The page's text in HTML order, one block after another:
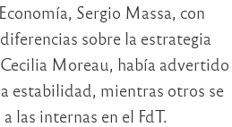
Sergio Massa, con
sobre la estrategia
Moreau, había advertido
estabilidad, mientras otros se
las internas en el FdT.